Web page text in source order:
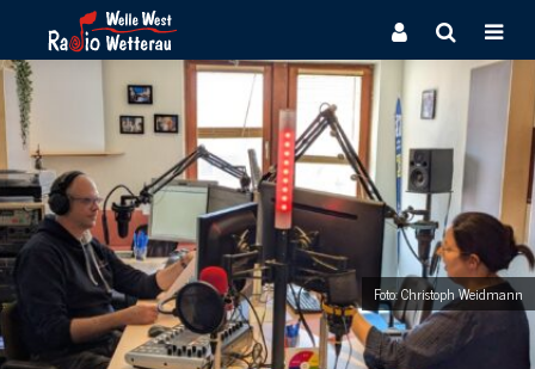
Foto: Christoph Weidmann